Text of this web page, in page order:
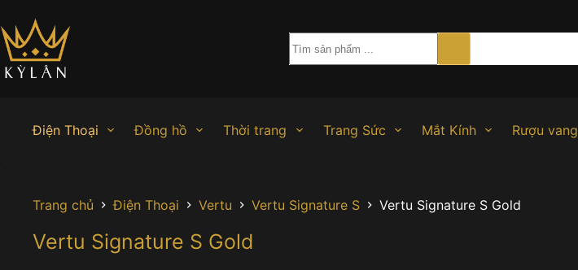
đến
phần
nội
dung
Điện Thoại Đồng hồ Thời trang Trang Sức Mắt Kính Rượu vang
Trang chủ Điện Thoại Vertu Vertu Signature S Vertu Signature S Gold
Vertu Signature S Gold